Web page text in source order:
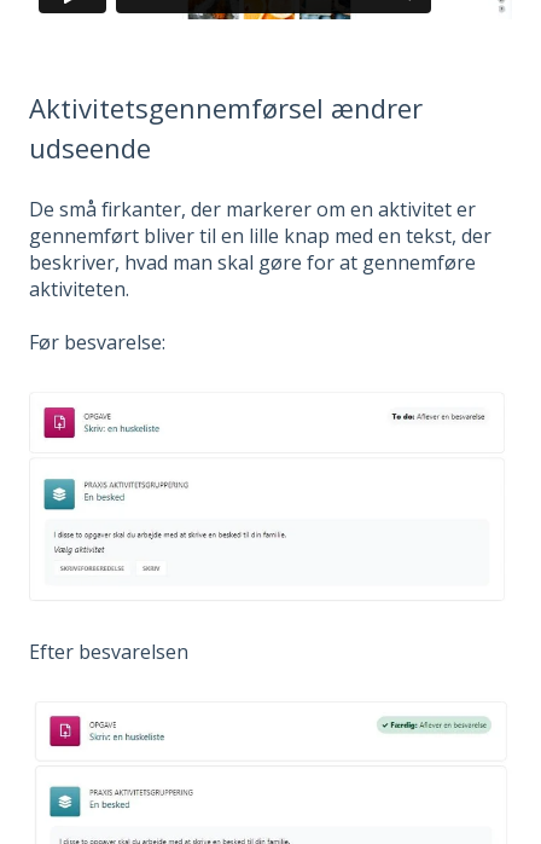
Aktivitetsgennemførsel ændrer
udseende
De små firkanter, der markerer om en aktivitet er
gennemført bliver til en lille knap med en tekst, der
beskriver, hvad man skal gøre for at gennemføre
aktiviteten.
Før besvarelse:
Efter besvarelsen